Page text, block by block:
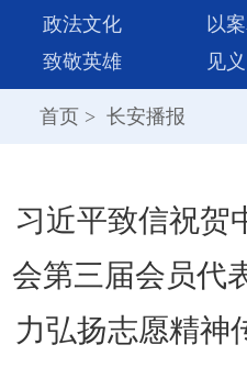
政法文化
以
致敬英雄
见
首页 > 长安播报
习近平致信祝贺
会第三届会员代
力弘扬志愿精神